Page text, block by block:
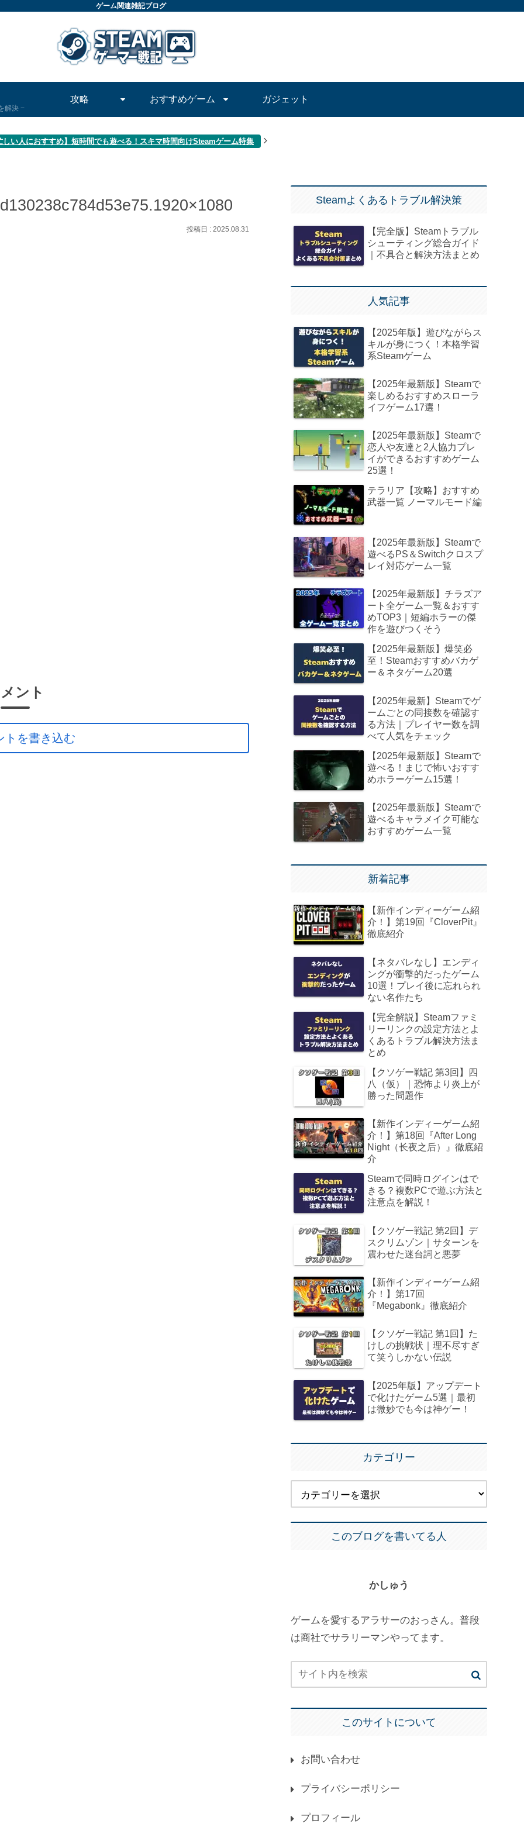
ゲーム関連雑記ブログ
解決
攻略 おすすめゲーム ガジェット
しい人におすすめ】短時間でも遊べる！スキマ時間向けSteamゲーム特集
2025.08.31
ント
トを書き込む
Steamよくあるトラブル解決策
【完全版】Steamトラブル
シューティング総合ガイド
｜不具合と解決方法まとめ
人気記事
【2025年版】遊びながらス
キルが身につく！本格学習
系Steamゲーム
【2025年最新版】Steamで
楽しめるおすすめスローラ
イフゲーム17選！
【2025年最新版】Steamで
恋人や友達と2人協力プレ
イができるおすすめゲーム
25選！
テラリア【攻略】おすすめ
武器一覧 ノーマルモード編
【2025年最新版】Steamで
遊べるPS＆Switchクロスプ
レイ対応ゲーム一覧
【2025年最新版】チラズア
ート全ゲーム一覧＆おすす
めTOP3｜短編ホラーの傑
作を遊びつくそう
【2025年最新版】爆笑必
至！Steamおすすめバカゲ
ー＆ネタゲーム20選
【2025年最新】Steamでゲ
ームごとの同接数を確認す
る方法｜プレイヤー数を調
べて人気をチェック
【2025年最新版】Steamで
遊べる！まじで怖いおすす
めホラーゲーム15選！
【2025年最新版】Steamで
遊べるキャラメイク可能な
おすすめゲーム一覧
新着記事
【新作インディーゲーム紹
介！】第19回『CloverPit』
徹底紹介
【ネタバレなし】エンディ
ングが衝撃的だったゲーム
10選！プレイ後に忘れられ
ない名作たち
【完全解説】Steamファミ
リーリンクの設定方法とよ
くあるトラブル解決方法ま
とめ
【クソゲー戦記 第3回】四
八（仮）｜恐怖より炎上が
勝った問題作
【新作インディーゲーム紹
介！】第18回『After Long
Night（长夜之后）』徹底紹
介
Steamで同時ログインはで
きる？複数PCで遊ぶ方法と
注意点を解説！
【クソゲー戦記 第2回】デ
スクリムゾン｜サターンを
震わせた迷台詞と悪夢
【新作インディーゲーム紹
介！】第17回
『Megabonk』徹底紹介
【クソゲー戦記 第1回】た
けしの挑戦状｜理不尽すぎ
て笑うしかない伝説
【2025年版】アップデート
で化けたゲーム5選｜最初
は微妙でも今は神ゲー！
カテゴリー
このブログを書いてる人
かしゅう
ゲームを愛するアラサーのおっさん。普段
は商社でサラリーマンやってます。
このサイトについて
お問い合わせ
プライバシーポリシー
プロフィール